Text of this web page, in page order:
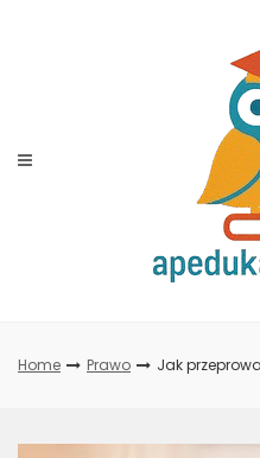
Home Prawo Jak